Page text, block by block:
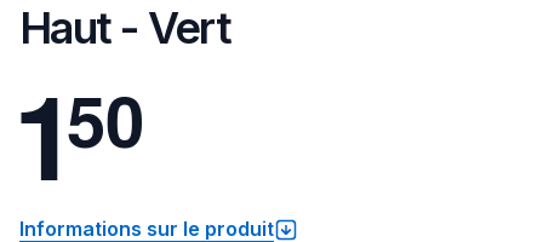
Haut - Vert
150
Informations sur le produit